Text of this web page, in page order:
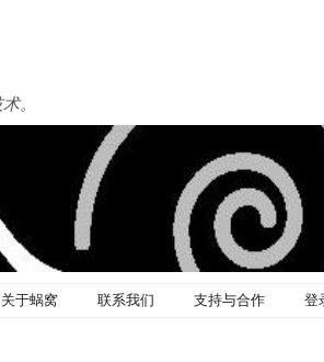
。
关于蜗窝 联系我们 支持与合作 登